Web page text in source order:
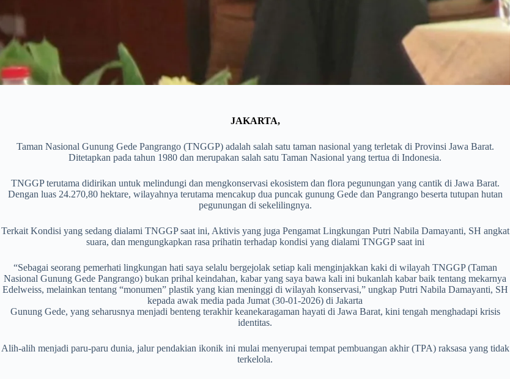
JAKARTA,
Taman Nasional Gunung Gede Pangrango (TNGGP) adalah salah satu taman nasional yang terletak di Provinsi Jawa Barat.
Ditetapkan pada tahun 1980 dan merupakan salah satu Taman Nasional yang tertua di Indonesia.
TNGGP terutama didirikan untuk melindungi dan mengkonservasi ekosistem dan flora pegunungan yang cantik di Jawa Barat.
Dengan luas 24.270,80 hektare, wilayahnya terutama mencakup dua puncak gunung Gede dan Pangrango beserta tutupan hutan
pegunungan di sekelilingnya.
Terkait Kondisi yang sedang dialami TNGGP saat ini, Aktivis yang juga Pengamat Lingkungan Putri Nabila Damayanti, SH angkat
suara, dan mengungkapkan rasa prihatin terhadap kondisi yang dialami TNGGP saat ini
“Sebagai seorang pemerhati lingkungan hati saya selalu bergejolak setiap kali menginjakkan kaki di wilayah TNGGP (Taman
Nasional Gunung Gede Pangrango) bukan prihal keindahan, kabar yang saya bawa kali ini bukanlah kabar baik tentang mekarnya
Edelweiss, melainkan tentang “monumen” plastik yang kian meninggi di wilayah konservasi,” ungkap Putri Nabila Damayanti, SH
kepada awak media pada Jumat (30-01-2026) di Jakarta
Gunung Gede, yang seharusnya menjadi benteng terakhir keanekaragaman hayati di Jawa Barat, kini tengah menghadapi krisis
identitas.
Alih-alih menjadi paru-paru dunia, jalur pendakian ikonik ini mulai menyerupai tempat pembuangan akhir (TPA) raksasa yang tidak
terkelola.